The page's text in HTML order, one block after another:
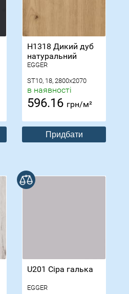
H1318 Дикий дуб
натуральний
EGGER
ST10, 18, 2800x2070
в наявності
596.16 грн/м²
Придбати
U201 Сіра галька
EGGER